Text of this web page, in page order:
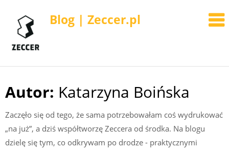
Blog | Zeccer.pl
Skip
content
Autor: Katarzyna Boińska
Zaczęło się od tego, że sama potrzebowałam coś wydrukować
„na już”, a dziś współtworzę Zeccera od środka. Na blogu
dzielę się tym, co odkrywam po drodze - praktycznymi